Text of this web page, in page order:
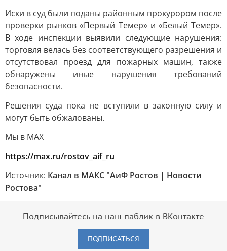
Иски в суд были поданы районным прокурором после
проверки рынков «Первый Темер» и «Белый Темер».
В ходе инспекции выявили следующие нарушения:
торговля велась без соответствующего разрешения и
отсутствовал проезд для пожарных машин, также
обнаружены иные нарушения требований
безопасности.
Решения суда пока не вступили в законную силу и
могут быть обжалованы.
Мы в MAX
https://max.ru/rostov_aif_ru
Источник: Канал в МАКС "АиФ Ростов | Новости
Ростова"
Подписывайтесь на наш паблик в ВКонтакте
ПОДПИСАТЬСЯ